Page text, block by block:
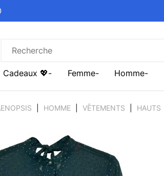
Cadeaux 💖 Femme Homme
HOMME VÊTEMENTS HAUTS